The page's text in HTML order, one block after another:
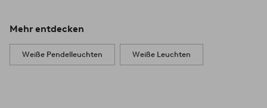
Mehr entdecken
Weiße Pendelleuchten Weiße Leuchten